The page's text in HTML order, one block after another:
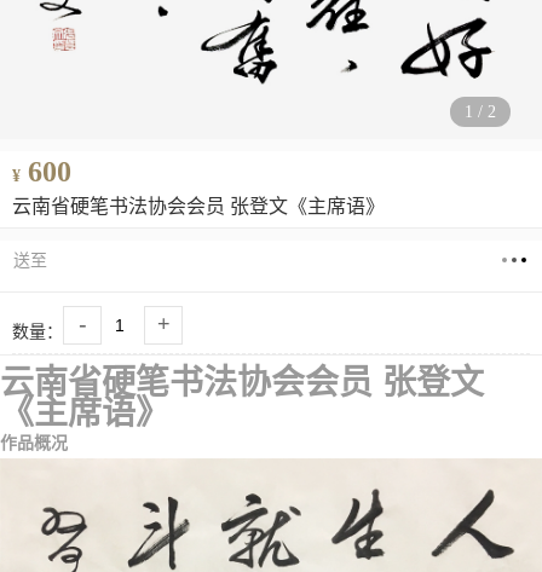
1 / 2
¥ 600
云南省硬笔书法协会会员 张登文《主席语》
送至
数量： - +
云南省硬笔书法协会会员 张登文
《主席语》
作品概况